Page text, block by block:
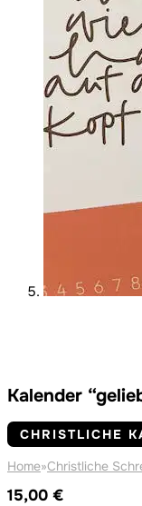
Kalender
CHRISTLICHE
Home»Christliche
15,00 €